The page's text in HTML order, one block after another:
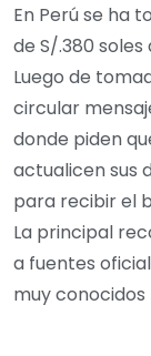
En Perú se ha
de S/.380
Luego de
circular
donde piden
actualicen sus
para recibir el
La principal
a fuentes
muy